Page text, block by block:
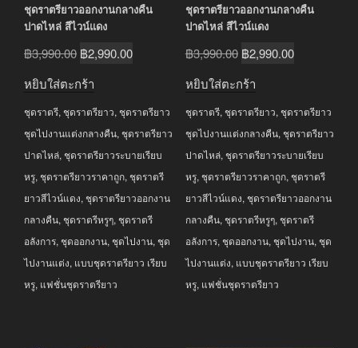
ชุดราตรียาวออกงานกลางคืน
ปาดไหล่ สีไวน์แดง
฿3,990.00 Original
฿3,990.00.
฿2,990.00Current
฿2,990.00.
หยิบใส่ตะกร้า
ชุดราตรี, ชุดราตรียาว, ชุดราตรียาว
ชุดไปงานแต่งกลางคืน, ชุดราตรียาว
ปาดไหล่, ชุดราตรียาวระบายเรียบ
หรู, ชุดราตรียาวราคาถูก, ชุดราตรี
ยาวสีไวน์แดง, ชุดราตรียาวออกงาน
กลางคืน, ชุดราตรีหรูๆ, ชุดราตรี
อลังการ, ชุดออกงาน, ชุดไปงาน, ชุด
ไปงานแต่ง, แบบชุดราตรียาว เรียบ
หรู, แฟชั่นชุดราตรียาว
ชุดราตรียาวออกงานกลางคืน
ปาดไหล่ สีไวน์แดง
฿3,990.00 Original
฿3,990.00.
฿2,990.00Current
฿2,990.00.
หยิบใส่ตะกร้า
ชุดราตรี, ชุดราตรียาว, ชุดราตรียาว
ชุดไปงานแต่งกลางคืน, ชุดราตรียาว
ปาดไหล่, ชุดราตรียาวระบายเรียบ
หรู, ชุดราตรียาวราคาถูก, ชุดราตรี
ยาวสีไวน์แดง, ชุดราตรียาวออกงาน
กลางคืน, ชุดราตรีหรูๆ, ชุดราตรี
อลังการ, ชุดออกงาน, ชุดไปงาน, ชุด
ไปงานแต่ง, แบบชุดราตรียาว เรียบ
หรู, แฟชั่นชุดราตรียาว